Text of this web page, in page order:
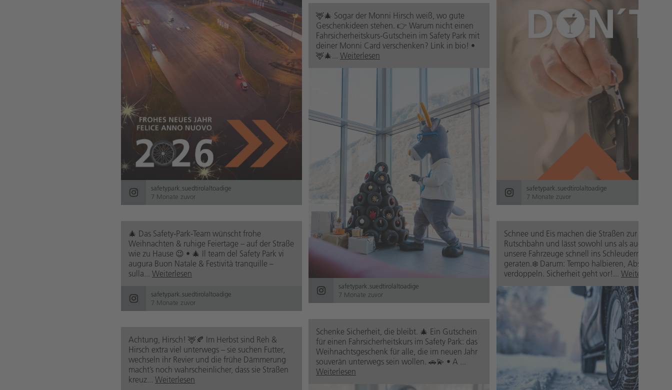
safetypark.suedtirolaltoadige
7 Monate zuvor
safetypark.suedtirolaltoadige
7 Monate zuvor
🦌🎄 Sogar der Monni Hirsch weiß, wo gute
Geschenkideen stehen. 👉 Warum nicht einen
Fahrsicherheitskurs-Gutschein im Safety Park mit
deiner Monni Card verschenken? Link in bio! •
🦌🎄... Weiterlesen
safetypark.suedtirolaltoadige
7 Monate zuvor
🎄 Das Safety-Park-Team wünscht frohe
Weihnachten & ruhige Feiertage – auf der Straße
wie zu Hause 😉 • 🎄 Il team del Safety Park vi
augura Buon Natale & Festività tranquille –
sulla... Weiterlesen
safetypark.suedtirolaltoadige
7 Monate zuvor
Schnee und Eis machen die Straßen zur
Rutschbahn und lässt sowohl uns als auch
unsere Fahrzeuge schnell ins Schleudern
geraten.❄️ Darum: Tempo halbieren, Abstand
verdoppeln. Sicherheit geht vor!... Weiterlesen
Schenke Sicherheit, die bleibt. 🎄 Ein Gutschein
für einen Fahrsicherheitskurs im Safety Park: das
Weihnachtsgeschenk für alle, die im neuen Jahr
souverän unterwegs sein wollen. 🚗💫 • A ...
Weiterlesen
Achtung, Hirsch! 🦌🍂 Im Herbst sind Reh &
Hirsch extra viel unterwegs – sie suchen Futter,
wechseln ihr Revier und die frühe Dämmerung
macht’s noch wahrscheinlicher, dass sie Straßen
kreuz... Weiterlesen